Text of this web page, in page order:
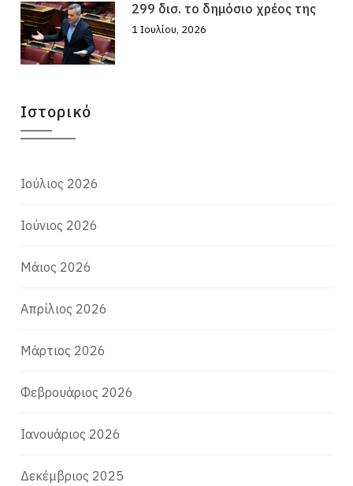
299 δισ. το δημόσιο χρέος της
1 Ιουλίου, 2026
Ιστορικό
Ιούλιος 2026
Ιούνιος 2026
Μάιος 2026
Απρίλιος 2026
Μάρτιος 2026
Φεβρουάριος 2026
Ιανουάριος 2026
Δεκέμβριος 2025